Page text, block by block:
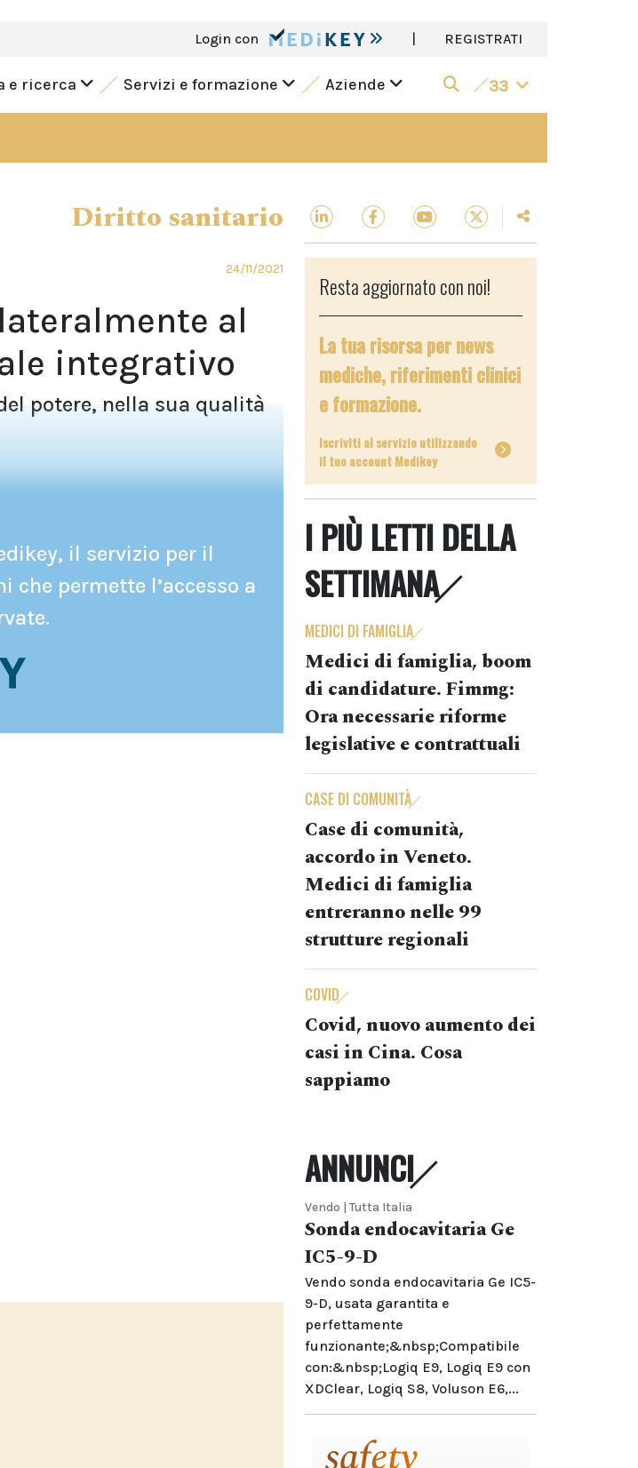
Login con | REGISTRATI
e ricerca Servizi e formazione Aziende 33
Diritto sanitario
24/11/2021
al
integrativo
potere, nella sua qualità
il servizio per il
permette l’accesso a
Resta aggiornato con noi!
La tua risorsa per news
mediche, riferimenti clinici
e formazione.
Iscriviti al servizio utilizzando
il tuo account Medikey
I PIÙ LETTI DELLA
SETTIMANA
MEDICI DI FAMIGLIA
Medici di famiglia, boom
di candidature. Fimmg:
Ora necessarie riforme
legislative e contrattuali
CASE DI COMUNITÀ
Case di comunità,
accordo in Veneto.
Medici di famiglia
entreranno nelle 99
strutture regionali
COVID
Covid, nuovo aumento dei
casi in Cina. Cosa
sappiamo
ANNUNCI
Vendo | Tutta Italia
Sonda endocavitaria Ge
IC5-9-D
Vendo sonda endocavitaria Ge IC5-
9-D, usata garantita e
perfettamente
funzionante;&nbsp;Compatibile
con:&nbsp;Logiq E9, Logiq E9 con
XDClear, Logiq S8, Voluson E6,...